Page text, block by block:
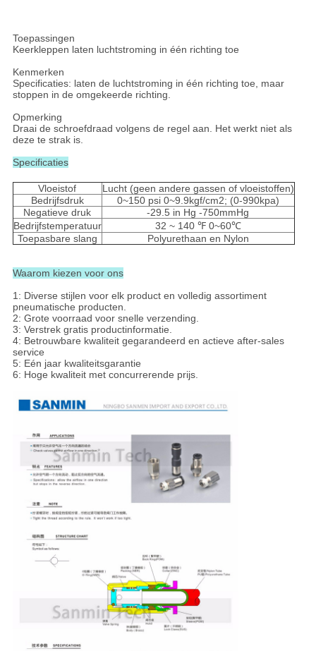
Toepassingen
Keerkleppen laten luchtstroming in één richting toe
Kenmerken
Specificaties: laten de luchtstroming in één richting toe, maar
stoppen in de omgekeerde richting.
Opmerking
Draai de schroefdraad volgens de regel aan. Het werkt niet als
deze te strak is.
Specificaties
Vloeistof
Lucht (geen andere gassen of vloeistoffen)
Bedrijfsdruk
0~150 psi 0~9.9kgf/cm2; (0-990kpa)
Negatieve druk
-29.5 in Hg -750mmHg
Bedrijfstemperatuur
32 ~ 140 ℉ 0~60℃
Toepasbare slang
Polyurethaan en Nylon
Waarom kiezen voor ons
1: Diverse stijlen voor elk product en volledig assortiment
pneumatische producten.
2: Grote voorraad voor snelle verzending.
3: Verstrek gratis productinformatie.
4: Betrouwbare kwaliteit gegarandeerd en actieve after-sales
service
5: Eén jaar kwaliteitsgarantie
6: Hoge kwaliteit met concurrerende prijs.